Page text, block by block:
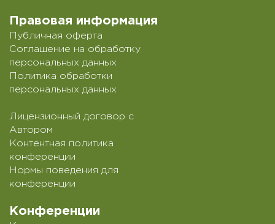
Конференции
Правовая информация
Публичная оферта
Соглашение на обработку
персональных данных
Политика обработки
персональных данных
Лицензионный договор с
Автором
Контентная политика
конференции
Нормы поведения для
конференции